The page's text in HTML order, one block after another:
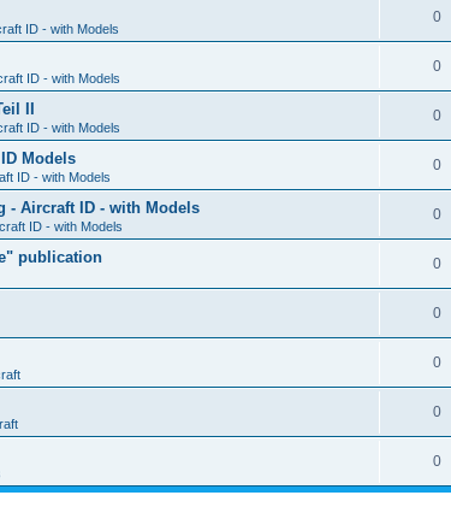
ID - with Models
0
ID - with Models
0
II
ID - with Models
0
Models
ID - with Models
0
- Aircraft ID - with Models
ID - with Models
0
publication 0
0
0
0
0